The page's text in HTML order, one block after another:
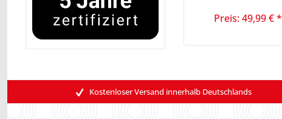
Preis: 49,99 € *
Kostenloser Versand innerhalb Deutschlands